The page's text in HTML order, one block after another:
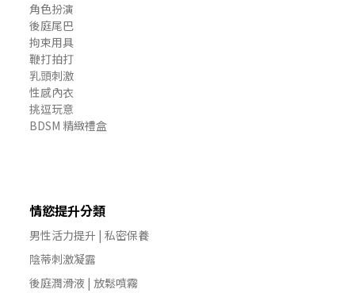
角色扮演
後庭尾巴
拘束用具
鞭打拍打
乳頭刺激
性感內衣
挑逗玩意
BDSM 精緻禮盒
情慾提升分類
男性活力提升 | 私密保養
陰蒂刺激凝露
後庭潤滑液 | 放鬆噴霧